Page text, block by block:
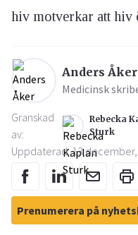
hiv motverkar att hiv
Anders Åker
Medicinsk
Granskad
av:
Rebecka
Sturk
Uppdaterad: 13
Prenumerera på